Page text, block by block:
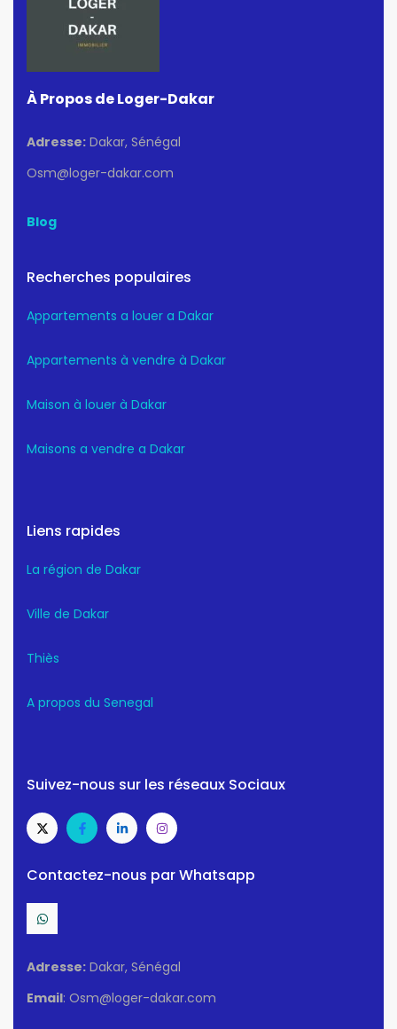
À Propos de Loger-Dakar
Adresse: Dakar, Sénégal
Osm@loger-dakar.com
Blog
Recherches populaires
Appartements a louer a Dakar
Appartements à vendre à Dakar
Maison à louer à Dakar
Maisons a vendre a Dakar
Liens rapides
La région de Dakar
Ville de Dakar
Thiès
A propos du Senegal
Suivez-nous sur les réseaux Sociaux
Contactez-nous par Whatsapp
Adresse: Dakar, Sénégal
Email: Osm@loger-dakar.com